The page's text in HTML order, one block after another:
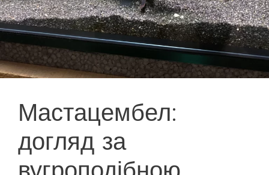
Мастацембел:
догляд за